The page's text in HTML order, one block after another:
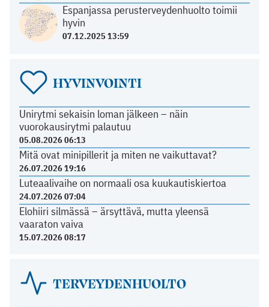
Espanjassa perusterveydenhuolto toimii
hyvin
07.12.2025 13:59
HYVINVOINTI
Unirytmi sekaisin loman jälkeen – näin
vuorokausirytmi palautuu
05.08.2026 06:13
Mitä ovat minipillerit ja miten ne vaikuttavat?
26.07.2026 19:16
Luteaalivaihe on normaali osa kuukautiskiertoa
24.07.2026 07:04
Elohiiri silmässä – ärsyttävä, mutta yleensä
vaaraton vaiva
15.07.2026 08:17
TERVEYDENHUOLTO